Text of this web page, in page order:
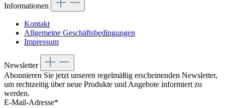
Informationen
Kontakt
Allgemeine Geschäftsbedingungen
Impressum
Newsletter
Abonnieren Sie jetzt unseren regelmäßig erscheinenden Newsletter,
um rechtzeitig über neue Produkte und Angebote informiert zu
werden.
E-Mail-Adresse*